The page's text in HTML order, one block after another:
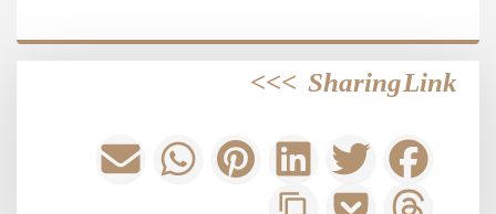
Sharing Link
>>>